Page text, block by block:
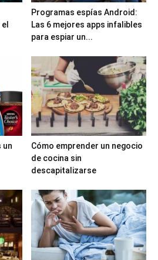
Programas espías Android:
Las 6 mejores apps infalibles
para espiar un...
un
Cómo emprender un negocio
de cocina sin
descapitalizarse